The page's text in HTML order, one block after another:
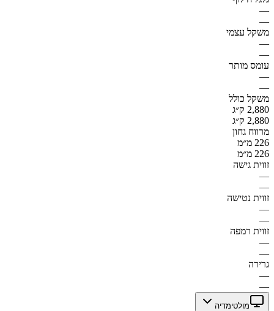
—
—
משקל עצמי
—
—
עומס מותר
—
—
משקל כולל
2,880 ק״ג
2,880 ק״ג
מרווח גחון
226 מ״מ
226 מ״מ
זווית גישה
—
—
זווית נטישה
—
—
זווית רמפה
—
—
גרירה
—
—
מולטימדיה